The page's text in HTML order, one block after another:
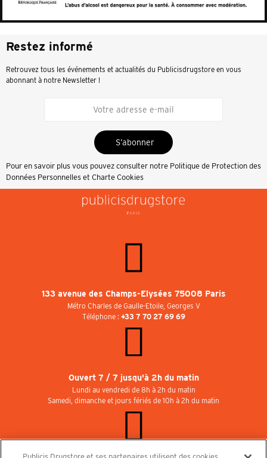
Restez informé
Retrouvez tous les événements et actualités du Publicisdrugstore en vous
abonnant à notre Newsletter !
S’abonner
Pour en savoir plus vous pouvez consulter notre Politique de Protection des
Données Personnelles et Charte Cookies
133 avenue des Champs-Elysées 75008 Paris
Métro Charles de Gaulle-Etoile, Georges V
Téléphone : +33 7 70 27 69 69
Ouvert 7 / 7 jusqu'à 2h du matin
Lundi au vendredi de 8h à 2h du matin
Samedi, dimanche et jours fériés de 10h à 2h du matin